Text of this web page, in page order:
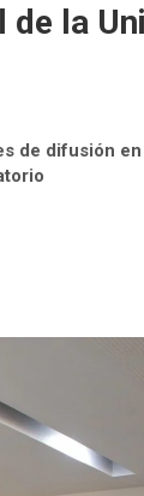
de la
de difusión en